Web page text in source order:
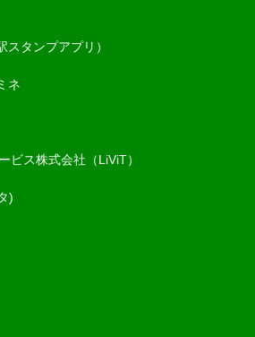
スタンプアプリ）
ネ
ビス株式会社（LiViT）
)